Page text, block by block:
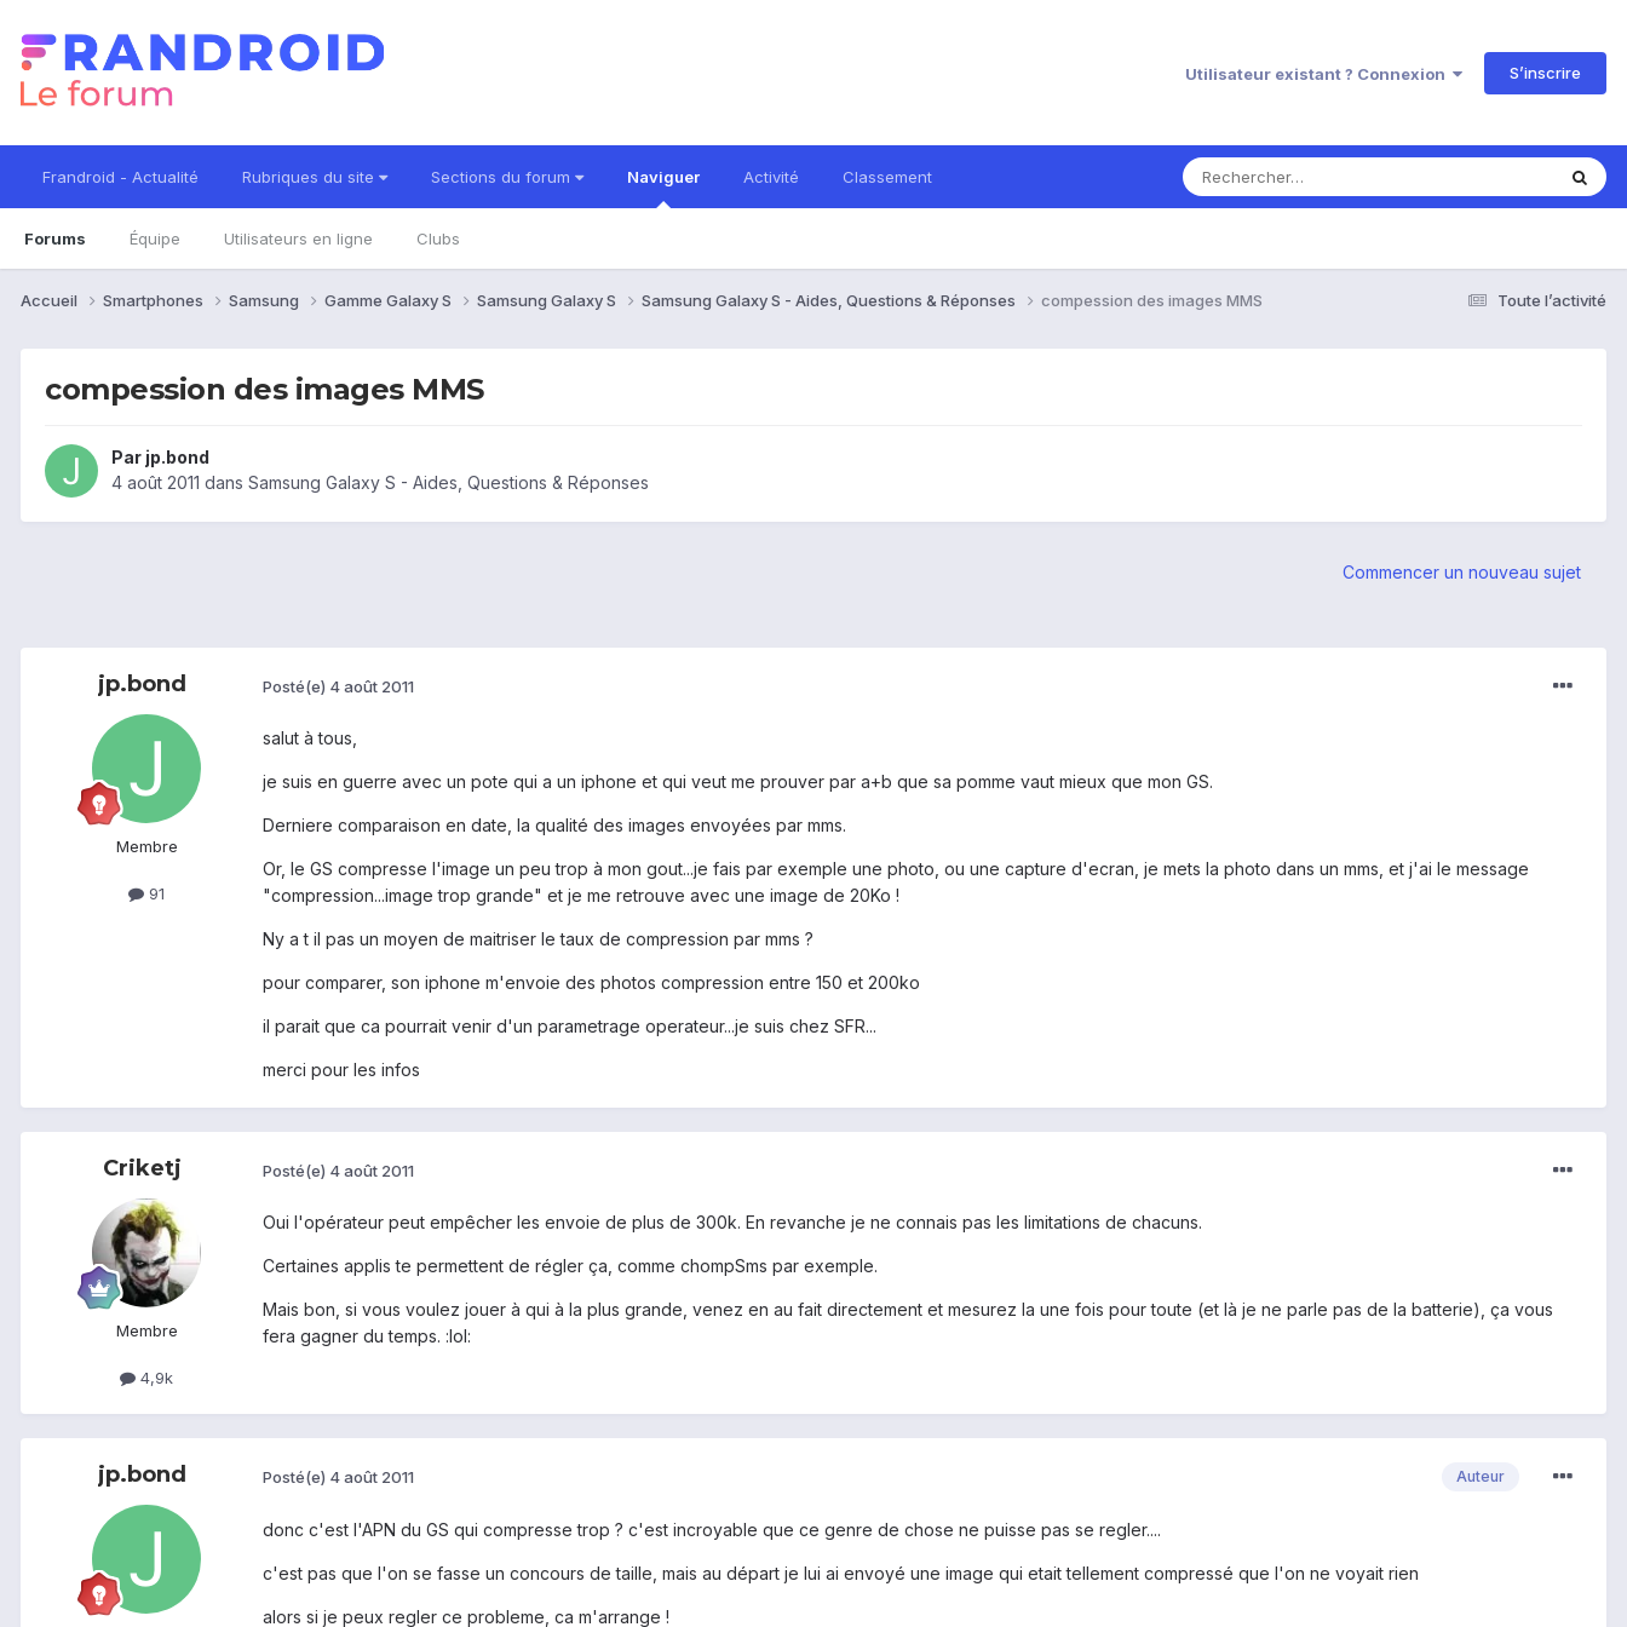
Utilisateur existant ? Connexion S’inscrire
Frandroid - Actualité Rubriques du site Sections du forum Naviguer
Forums Équipe Utilisateurs en ligne Clubs
Activité Classement
Toute l’activité
Accueil Smartphones Samsung Gamme Galaxy S Samsung Galaxy S Samsung Galaxy S - Aides, Questions & Réponses compession des images MMS
compession des images MMS
Par jp.bond
4 août 2011 dans Samsung Galaxy S - Aides, Questions & Réponses
Commencer un nouveau sujet
jp.bond
Membre
91
Posté(e) 4 août 2011
salut à tous,
je suis en guerre avec un pote qui a un iphone et qui veut me prouver par a+b que sa pomme vaut mieux que mon GS.
Derniere comparaison en date, la qualité des images envoyées par mms.
Or, le GS compresse l'image un peu trop à mon gout...je fais par exemple une photo, ou une capture d'ecran, je mets la photo dans un mms, et j'ai le message
"compression...image trop grande" et je me retrouve avec une image de 20Ko !
Ny a t il pas un moyen de maitriser le taux de compression par mms ?
pour comparer, son iphone m'envoie des photos compression entre 150 et 200ko
il parait que ca pourrait venir d'un parametrage operateur...je suis chez SFR...
merci pour les infos
Criketj
Membre
4,9k
Posté(e) 4 août 2011
Oui l'opérateur peut empêcher les envoie de plus de 300k. En revanche je ne connais pas les limitations de chacuns.
Certaines applis te permettent de régler ça, comme chompSms par exemple.
Mais bon, si vous voulez jouer à qui à la plus grande, venez en au fait directement et mesurez la une fois pour toute (et là je ne parle pas de la batterie), ça vous
fera gagner du temps. :lol:
jp.bond Auteur
Posté(e) 4 août 2011
donc c'est l'APN du GS qui compresse trop ? c'est incroyable que ce genre de chose ne puisse pas se regler....
c'est pas que l'on se fasse un concours de taille, mais au départ je lui ai envoyé une image qui etait tellement compressé que l'on ne voyait rien
alors si je peux regler ce probleme, ca m'arrange !